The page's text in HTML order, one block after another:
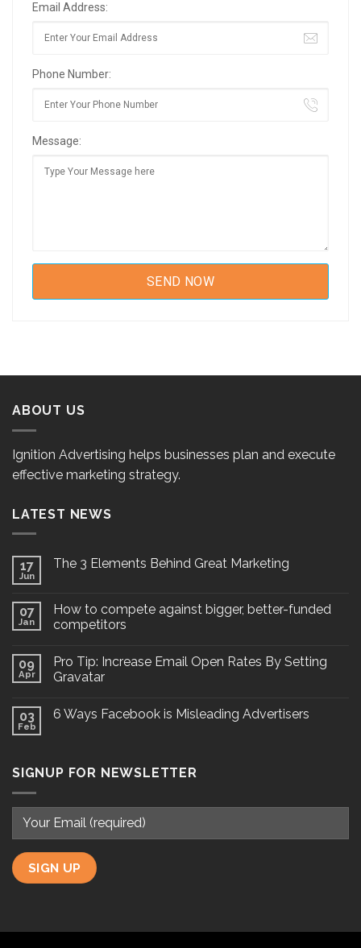
Email Address:
Phone Number:
Message:
ABOUT US
Ignition Advertising helps businesses plan and execute
effective marketing strategy.
LATEST NEWS
17
Jun
The 3 Elements Behind Great Marketing
07
Jan
How to compete against bigger, better-funded
competitors
09
Apr
Pro Tip: Increase Email Open Rates By Setting
Gravatar
03
Feb
6 Ways Facebook is Misleading Advertisers
SIGNUP FOR NEWSLETTER